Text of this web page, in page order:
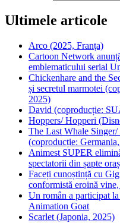
Ultimele articole
Arco (2025, Franța)
Cartoon Network
emblematicului serial
Chickenhare and the
și secretul marmotei
2025)
David (coproducție:
Hoppers/ Hopperi
The Last Whale
(coproducție:
Animest SUPER
spectatorii din șapte
Faceți cunoștință cu
conformistă eroină
Un român a participat
Animation Goat
Scarlet (Japonia, 2025)